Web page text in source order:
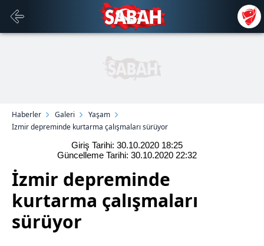
Haberler Galeri
Yaşam
İzmir depreminde kurtarma çalışmaları sürüyor
Giriş Tarihi: 30.10.2020 18:25
Güncelleme Tarihi: 30.10.2020 22:32
İzmir depreminde
kurtarma çalışmaları
sürüyor